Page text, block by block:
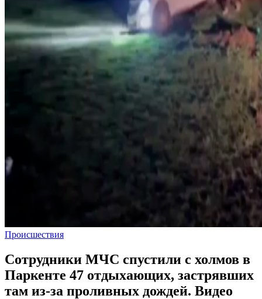
Происшествия
Сотрудники МЧС спустили с холмов в
Паркенте 47 отдыхающих, застрявших
там из-за проливных дождей. Видео